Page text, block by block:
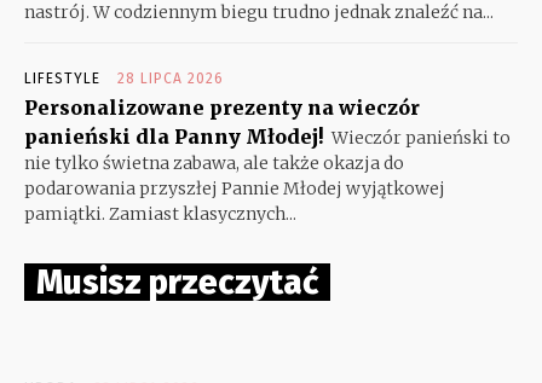
nastrój. W codziennym biegu trudno jednak znaleźć na...
LIFESTYLE 28 LIPCA 2026
Personalizowane prezenty na wieczór
panieński dla Panny Młodej! Wieczór panieński to
nie tylko świetna zabawa, ale także okazja do
podarowania przyszłej Pannie Młodej wyjątkowej
pamiątki. Zamiast klasycznych...
Musisz przeczytać